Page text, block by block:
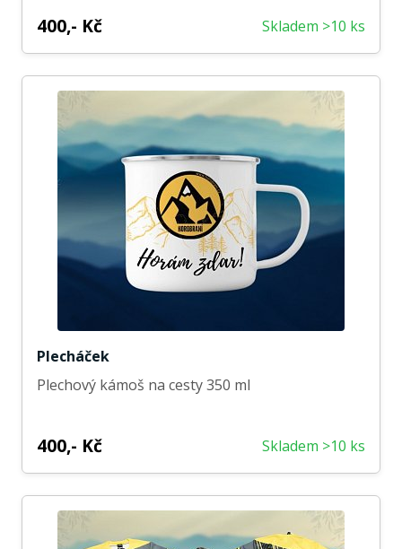
400,- Kč Skladem >10 ks
Plecháček
Plechový kámoš na cesty 350 ml
400,- Kč Skladem >10 ks